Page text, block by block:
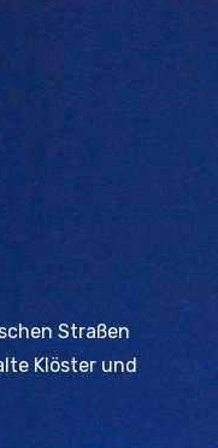
Straßen
Klöster und